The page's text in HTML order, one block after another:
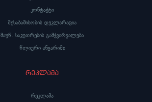
კონტაქტი
შესაბამისობის დეკლარაცია
მაუწ. საკუთრების გამჭვირვალება
წლიური ანგარიში
რეკლამა
რეკლამა